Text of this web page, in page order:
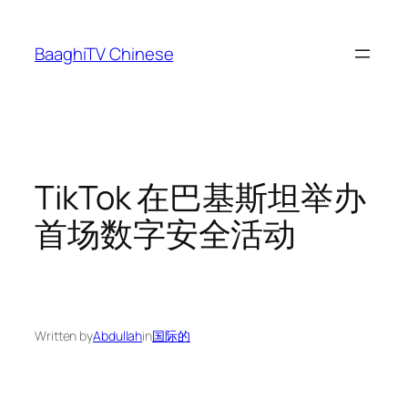
content
BaaghiTV Chinese
TikTok 在巴基斯坦举办
首场数字安全活动
Written byAbdullahin国际的